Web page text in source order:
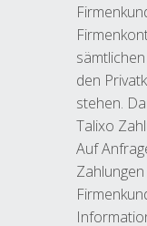
den
stehen.
Talixo
Auf